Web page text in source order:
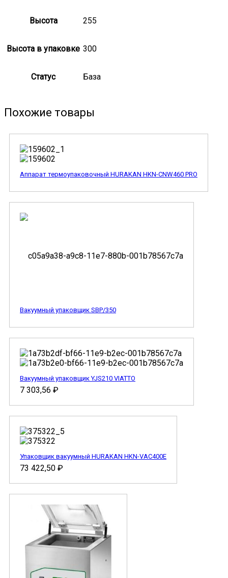
Высота 255
Высота в упаковке 300
Статус База
Похожие товары
Аппарат термоупаковочный HURAKAN HKN-CNW460 PRO
Вакуумный упаковщик SBP/350
Вакуумный упаковщик YJS210 VIATTO
7 303,56 ₽
Упаковщик вакуумный HURAKAN HKN-VAC400E
73 422,50 ₽